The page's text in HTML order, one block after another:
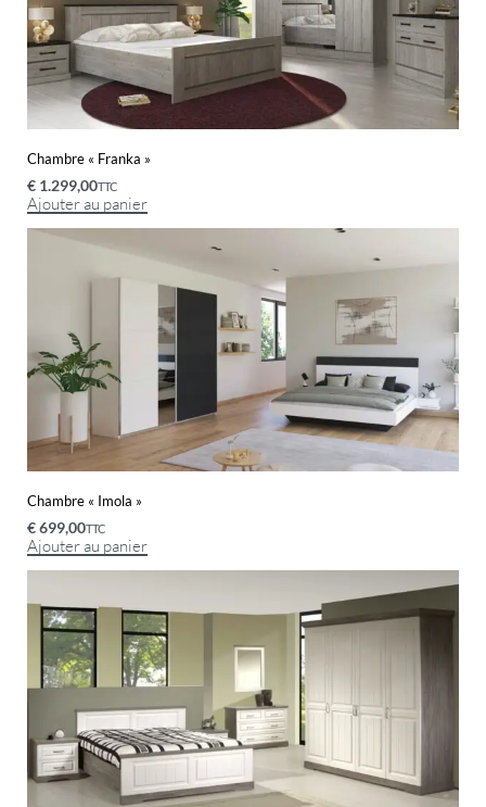
Chambre « Franka »
€ 1.299,00TTC
Ajouter au panier
Chambre « Imola »
€699,00TTC
Ajouter au panier